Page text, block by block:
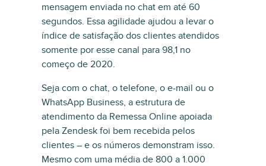
mensagem enviada no chat em até 60
segundos. Essa agilidade ajudou a levar o
índice de satisfação dos clientes atendidos
somente por esse canal para 98,1 no
começo de 2020.
Seja com o chat, o telefone, o e-mail ou o
WhatsApp Business, a estrutura de
atendimento da Remessa Online apoiada
pela Zendesk foi bem recebida pelos
clientes – e os números demonstram isso.
Mesmo com uma média de 800 a 1.000